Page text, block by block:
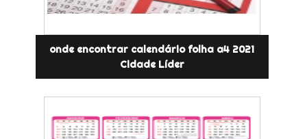
onde encontrar calendário folha a4 2021
Cidade Líder